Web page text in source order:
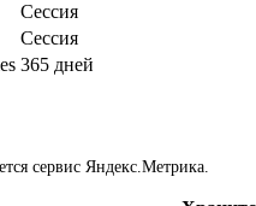
Сессия
Сессия
365 дней
сервис Яндекс.Метрика.